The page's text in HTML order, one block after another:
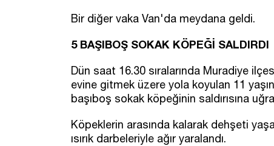
Bir diğer vaka Van'da meydana geldi.
5 BAŞIBOŞ SOKAK KÖPEĞİ SALDIRDI
Dün saat 16.30 sıralarında Muradiye
evine gitmek üzere yola koyulan 11
başıboş sokak köpeğinin saldırısına
Köpeklerin arasında kalarak dehşeti
ısırık darbeleriyle ağır yaralandı.